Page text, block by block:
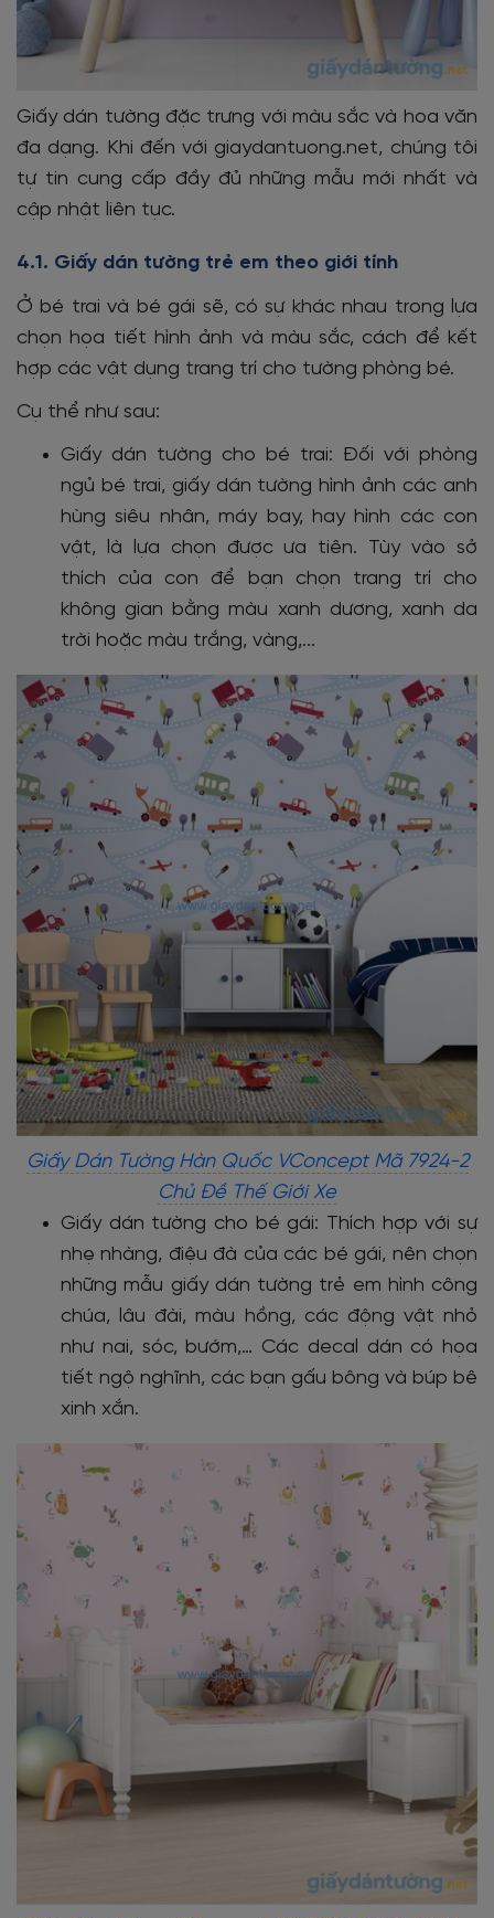
Giấy dán tường đặc trưng với màu sắc và hoa văn
đa dạng. Khi đến với giaydantuong.net, chúng tôi
tự tin cung cấp đầy đủ những mẫu mới nhất và
cập nhật liên tục.
4.1. Giấy dán tường trẻ em theo giới tính
Ở bé trai và bé gái sẽ, có sự khác nhau trong lựa
chọn họa tiết hình ảnh và màu sắc, cách để kết
hợp các vật dụng trang trí cho tường phòng bé.
Cụ thể như sau:
Giấy dán tường cho bé trai: Đối với phòng
ngủ bé trai, giấy dán tường hình ảnh các anh
hùng siêu nhân, máy bay, hay hình các con
vật, là lựa chọn được ưa tiên. Tùy vào sở
thích của con để bạn chọn trang trí cho
không gian bằng màu xanh dương, xanh da
trời hoặc màu trắng, vàng,...
Giấy Dán Tường Hàn Quốc VConcept Mã 7924-2
Chủ Đề Thế Giới Xe
Giấy dán tường cho bé gái: Thích hợp với sự
nhẹ nhàng, điệu đà của các bé gái, nên chọn
những mẫu giấy dán tường trẻ em hình công
chúa, lâu đài, màu hồng, các động vật nhỏ
như nai, sóc, bướm,… Các decal dán có họa
tiết ngộ nghĩnh, các bạn gấu bông và búp bê
xinh xắn.